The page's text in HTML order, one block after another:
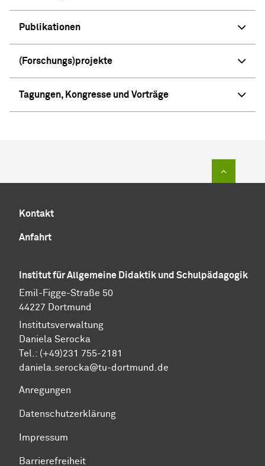
Publikationen
(Forschungs)projekte
Tagungen, Kongresse und Vorträge
Kontakt
Anfahrt
Institut für Allgemeine Didaktik und Schulpädagogik
Emil-Figge-Straße 50
44227 Dortmund
Institutsverwaltung
Daniela Serocka
Tel.: (+49)231 755-2181
​​​​​​​daniela.serocka@tu-dortmund.de
Anregungen
Datenschutzerklärung
Impressum
Barrierefreiheit